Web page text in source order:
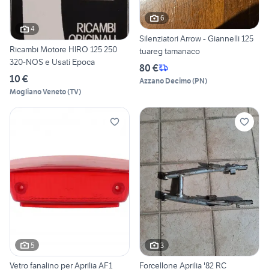
4
Ricambi Motore HIRO 125 250
320-NOS e Usati Epoca
10 €
Mogliano Veneto(TV)
6
Silenziatori Arrow - Giannelli 125
tuareg tamanaco
80 €
Azzano Decimo(PN)
5
Vetro fanalino per Aprilia AF1
3
Forcellone Aprilia '82 RC